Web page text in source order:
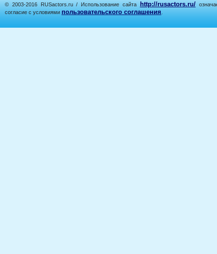
© 2003-2016 RUSactors.ru / Использование сайта http://rusactors.ru/
согласие с условиями пользовательского соглашения